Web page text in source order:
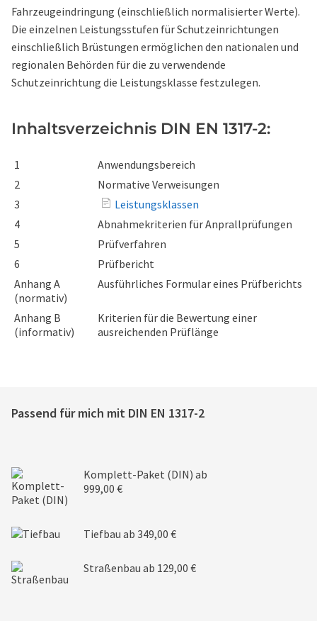
Fahrzeugeindringung (einschließlich normalisierter Werte).
Die einzelnen Leistungsstufen für Schutzeinrichtungen
einschließlich Brüstungen ermöglichen den nationalen und
regionalen Behörden für die zu verwendende
Schutzeinrichtung die Leistungsklasse festzulegen.
Inhaltsverzeichnis DIN EN 1317-2:
1
Anwendungsbereich
2
Normative Verweisungen
3
Leistungsklassen
4
Abnahmekriterien für Anprallprüfungen
5
Prüfverfahren
6
Prüfbericht
Anhang A
(normativ)
Ausführliches Formular eines Prüfberichts
Anhang B
(informativ)
Kriterien für die Bewertung einer
ausreichenden Prüflänge
Passend für mich mit DIN EN 1317-2
Komplett-Paket (DIN) ab
999,00 €
Tiefbau ab 349,00 €
Straßenbau ab 129,00 €